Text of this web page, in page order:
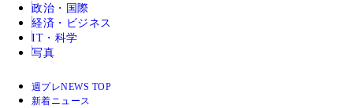
政治・国際
経済・ビジネス
IT・科学
写真
週プレNEWS TOP
新着ニュース